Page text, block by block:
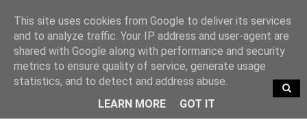
TRENDING
This site uses cookies from Google to deliver its services
and to analyze traffic. Your IP address and user-agent are
shared with Google along with performance and security
metrics to ensure quality of service, generate usage
statistics, and to detect and address abuse.
LEARN MORE
GOT IT